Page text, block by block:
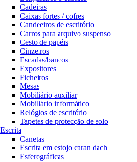
Cadeiras
Caixas fortes / cofres
Candeeiros de escritório
Carros para arquivo suspenso
Cesto de papéis
Cinzeiros
Escadas/bancos
Expositores
Ficheiros
Mesas
Mobiliário auxiliar
Mobiliário informático
Relógios de escritório
Tapetes de protecção de solo
Escrita
Canetas
Escrita em estojo caran dach
Esferográficas